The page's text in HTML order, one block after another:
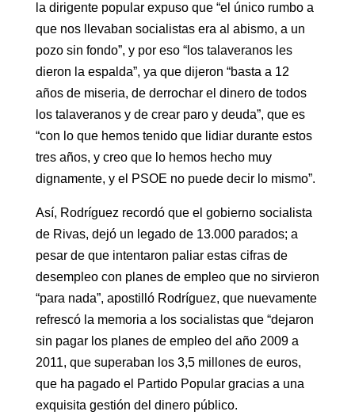
la dirigente popular expuso que “el único rumbo a
que nos llevaban socialistas era al abismo, a un
pozo sin fondo”, y por eso “los talaveranos les
dieron la espalda”, ya que dijeron “basta a 12
años de miseria, de derrochar el dinero de todos
los talaveranos y de crear paro y deuda”, que es
“con lo que hemos tenido que lidiar durante estos
tres años, y creo que lo hemos hecho muy
dignamente, y el PSOE no puede decir lo mismo”.
Así, Rodríguez recordó que el gobierno socialista
de Rivas, dejó un legado de 13.000 parados; a
pesar de que intentaron paliar estas cifras de
desempleo con planes de empleo que no sirvieron
“para nada”, apostilló Rodríguez, que nuevamente
refrescó la memoria a los socialistas que “dejaron
sin pagar los planes de empleo del año 2009 a
2011, que superaban los 3,5 millones de euros,
que ha pagado el Partido Popular gracias a una
exquisita gestión del dinero público.